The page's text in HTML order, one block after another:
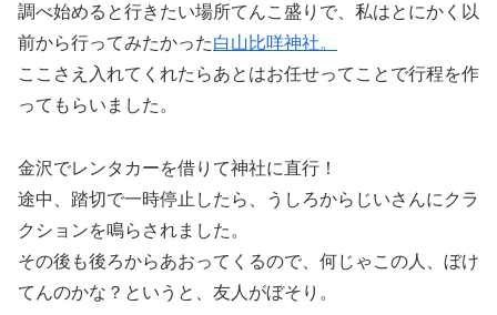
調べ始めると行きたい場所てんこ盛りで、私はとにかく以
前から行ってみたかった白山比咩神社。
ここさえ入れてくれたらあとはお任せってことで行程を作
ってもらいました。
金沢でレンタカーを借りて神社に直行！
途中、踏切で一時停止したら、うしろからじいさんにクラ
クションを鳴らされました。
その後も後ろからあおってくるので、何じゃこの人、ぼけ
てんのかな？というと、友人がぼそり。